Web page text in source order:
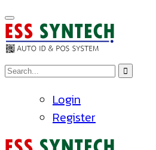
Login
Register